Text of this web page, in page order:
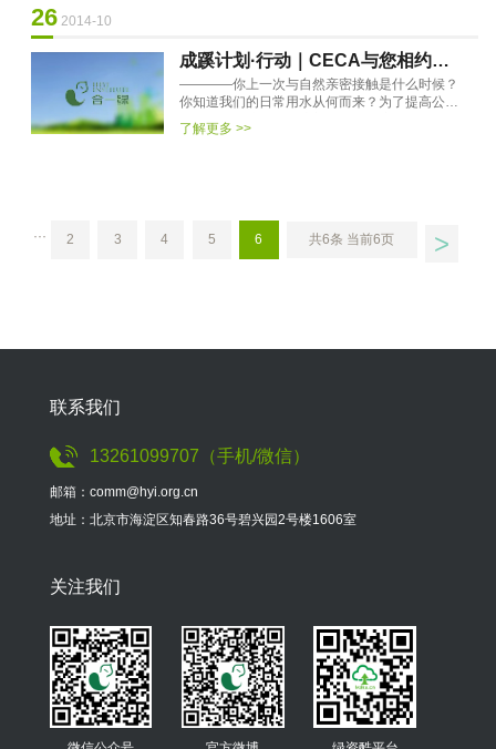
26 2014-10
成蹊计划·行动｜CECA与您相约水
源地导赏
————你上一次与自然亲密接触是什么时候？
你知道我们的日常用水从何而来？为了提高公众
的水资源保护意识，培养对自然环境的热爱，成
蹊伙伴CECA推出“生态行···
了解更多 >>
··· 2 3 4 5 6 共6条 当前6页 >
联系我们
13261099707（手机/微信）
邮箱：comm@hyi.org.cn
地址：北京市海淀区知春路36号碧兴园2号楼1606室
关注我们